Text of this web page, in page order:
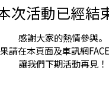
次活動已經結
感謝大家的熱情參與。
請在本頁面及車訊網
讓我們下期活動再見！